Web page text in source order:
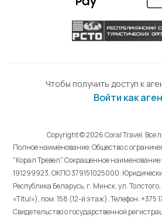
Чтобы получить доступ к
Войти как
Copyright © 2026 Coral Travel. Все
Полное наименование: Общество с
"Корал Тревел". Сокращенное
191299923, ОКПО 379151025000.
Республика Беларусь, г. Минск, ул.
«Titul»), пом. 158 (12-й этаж). Телефон: +375
Свидетельство о государственной